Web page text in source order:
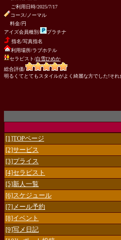
ご利用日時/2025/7/17
コース/ノーマル
料金/円
アイズ会員種別/
プラチナ
指名/写真指名
利用場所/ラブホテル
セラピスト/白雪ひめか
総合評価/
明るくてとてもスタイルがよく綺麗な方でした!そ
[1]TOPページ
[2]サービス
[3]プライス
[4]セラピスト
[5]新人一覧
[6]スケジュール
[7]メール予約
[8]イベント
[9]写メ日記